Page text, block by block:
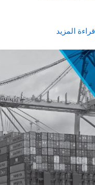
قراءة المزيد